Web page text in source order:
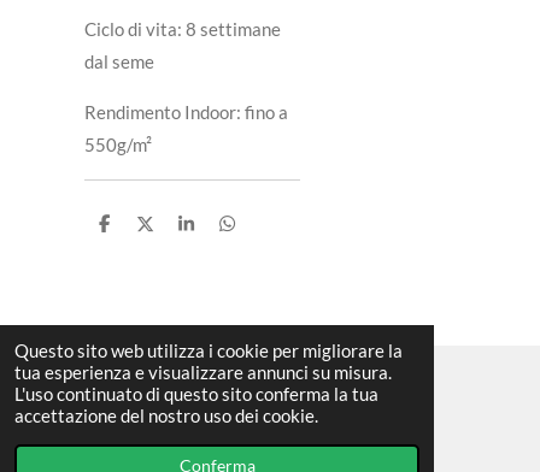
Questo sito web utilizza i cookie per migliorare la
tua esperienza e visualizzare annunci su misura.
L'uso continuato di questo sito conferma la tua
accettazione del nostro uso dei cookie.
Conferma
Ciclo di vita: 8 settimane
dal seme
Rendimento Indoor: fino a
550g/m²
C
d
i
C
d
i
C
d
i
C
d
i
© 2023 - 2026 We Grow GrowShop